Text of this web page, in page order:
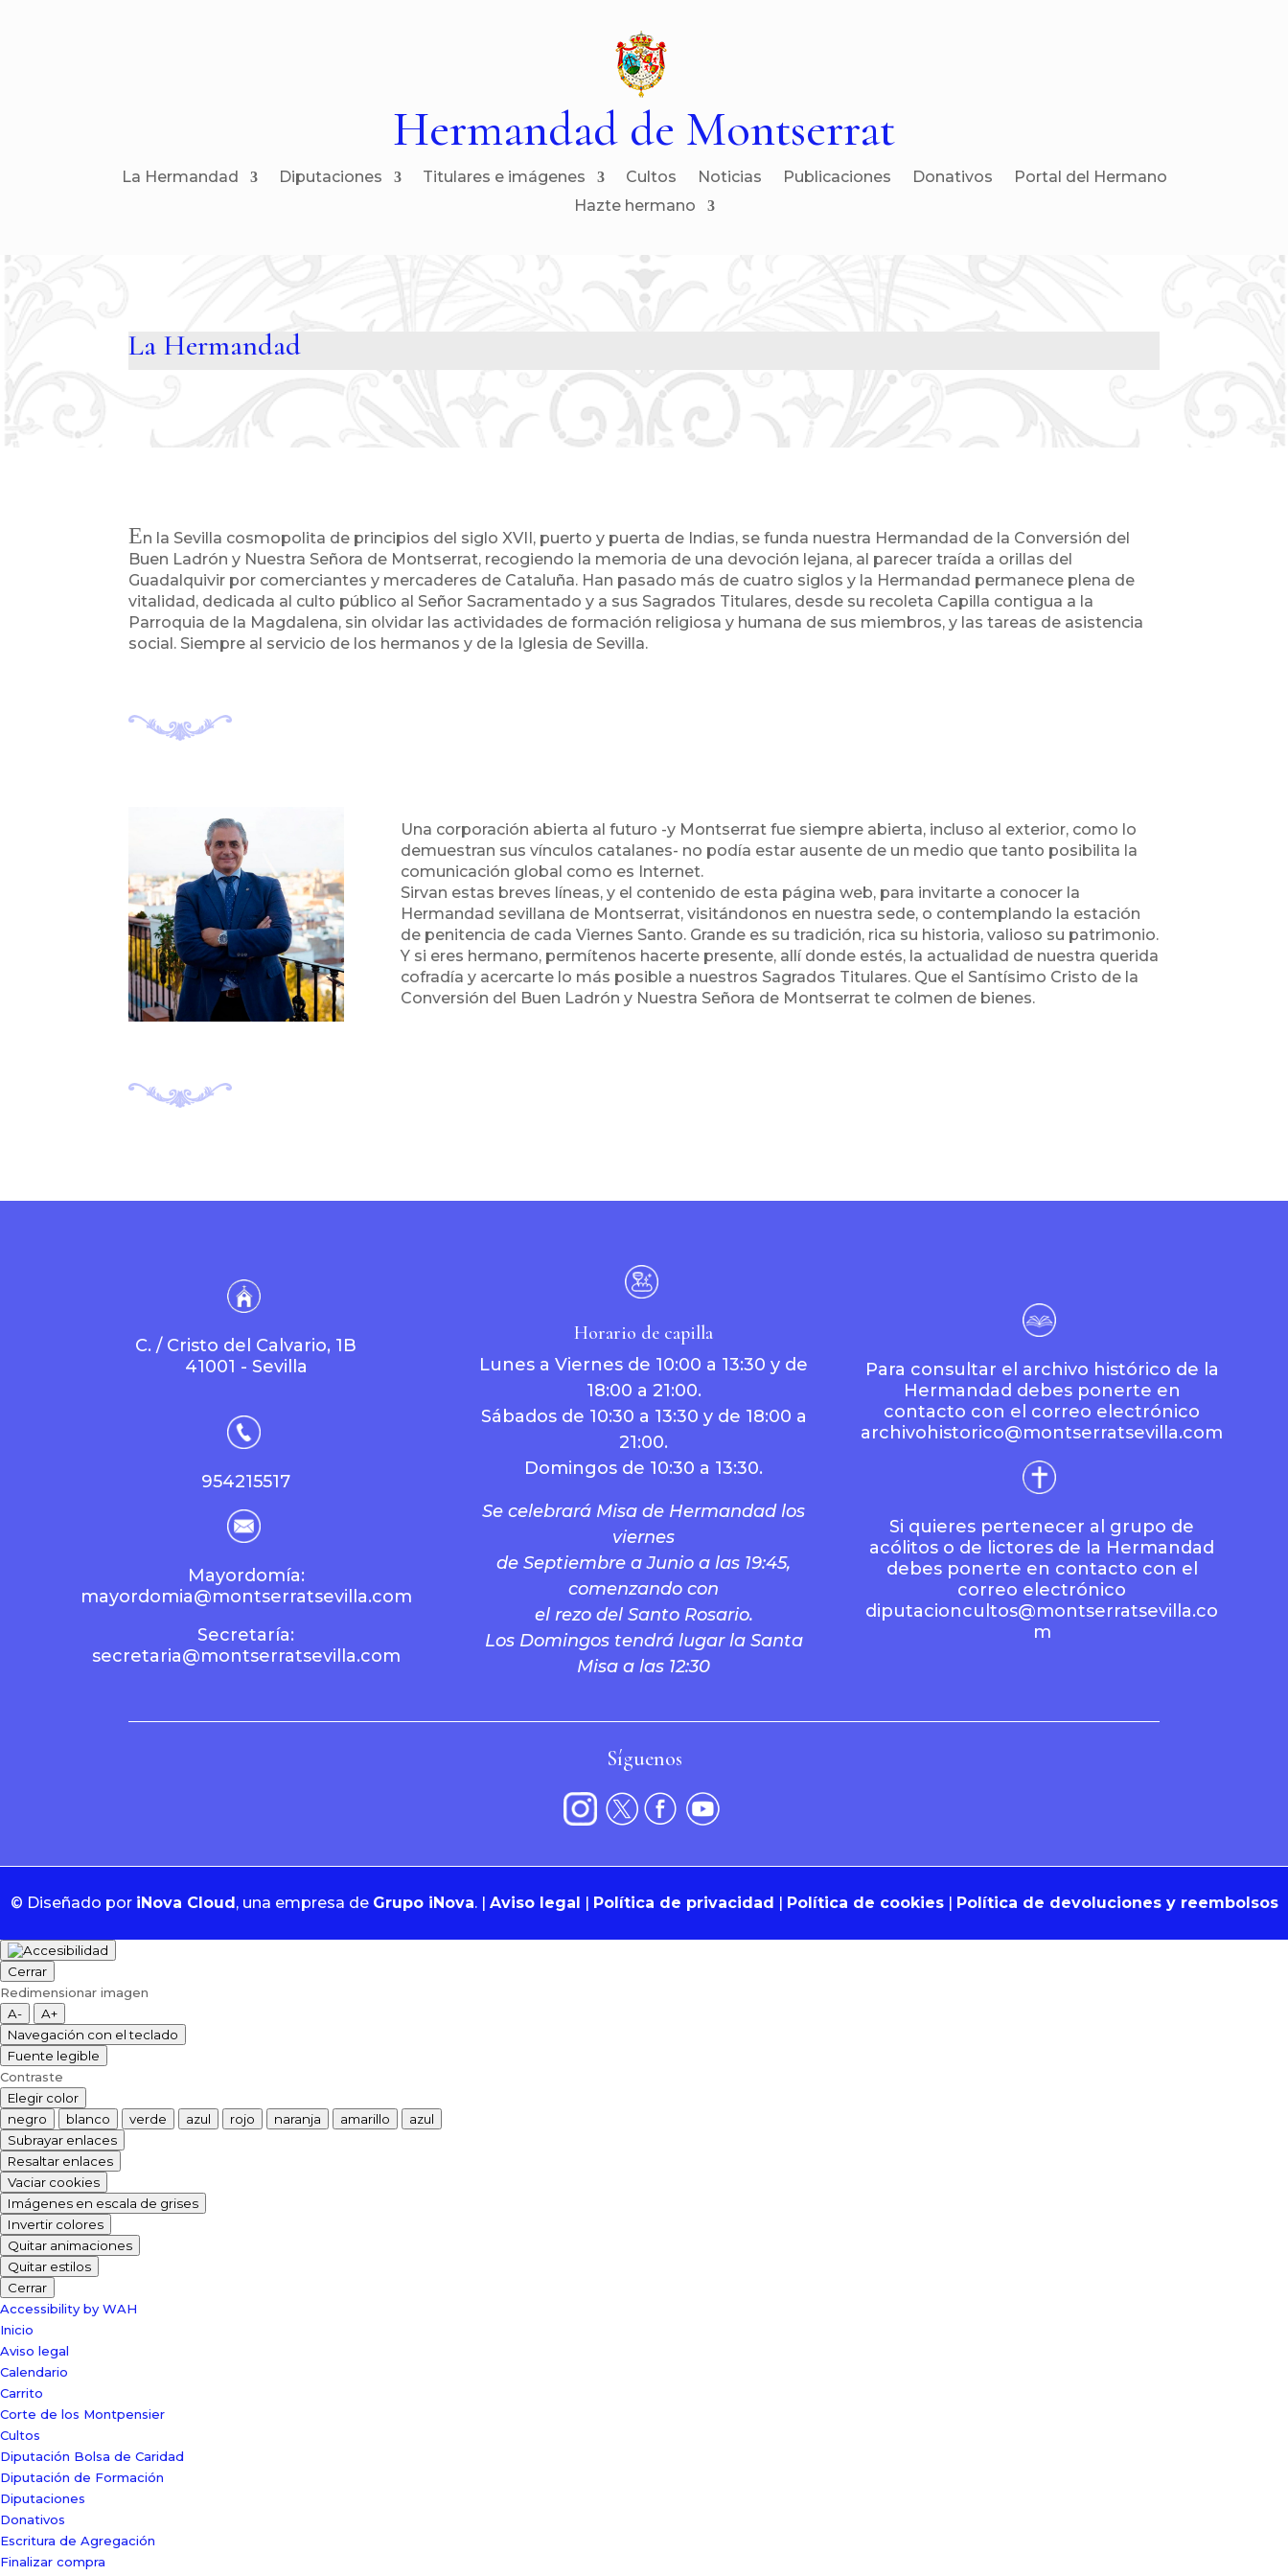
Hermandad de Montserrat
La Hermandad Diputaciones Titulares e imágenes Cultos Noticias Publicaciones Donativos
Portal del Hermano
Hazte hermano
La Hermandad
En la Sevilla cosmopolita de principios del siglo XVII, puerto y puerta de Indias, se funda nuestra Hermandad de la Conversión del
Buen Ladrón y Nuestra Señora de Montserrat, recogiendo la memoria de una devoción lejana, al parecer traída a orillas del
Guadalquivir por comerciantes y mercaderes de Cataluña. Han pasado más de cuatro siglos y la Hermandad permanece plena de
vitalidad, dedicada al culto público al Señor Sacramentado y a sus Sagrados Titulares, desde su recoleta Capilla contigua a la
Parroquia de la Magdalena, sin olvidar las actividades de formación religiosa y humana de sus miembros, y las tareas de asistencia
social. Siempre al servicio de los hermanos y de la Iglesia de Sevilla.
Una corporación abierta al futuro -y Montserrat fue siempre abierta, incluso al exterior, como lo
demuestran sus vínculos catalanes- no podía estar ausente de un medio que tanto posibilita la
comunicación global como es Internet.
Sirvan estas breves líneas, y el contenido de esta página web, para invitarte a conocer la
Hermandad sevillana de Montserrat, visitándonos en nuestra sede, o contemplando la estación
de penitencia de cada Viernes Santo. Grande es su tradición, rica su historia, valioso su patrimonio.
Y si eres hermano, permítenos hacerte presente, allí donde estés, la actualidad de nuestra querida
cofradía y acercarte lo más posible a nuestros Sagrados Titulares. Que el Santísimo Cristo de la
Conversión del Buen Ladrón y Nuestra Señora de Montserrat te colmen de bienes.
C. / Cristo del Calvario, 1B
41001 - Sevilla
954215517
Mayordomía:
mayordomia@montserratsevilla.com
Secretaría:
secretaria@montserratsevilla.com
Horario de capilla
Lunes a Viernes de 10:00 a 13:30 y de
18:00 a 21:00.
Sábados de 10:30 a 13:30 y de 18:00 a
21:00.
Domingos de 10:30 a 13:30.
Se celebrará Misa de Hermandad los
viernes
de Septiembre a Junio a las 19:45,
comenzando con
el rezo del Santo Rosario.
Los Domingos tendrá lugar la Santa
Misa a las 12:30
Para consultar el archivo histórico de la
Hermandad debes ponerte en
contacto con el correo electrónico
archivohistorico@montserratsevilla.com
Si quieres pertenecer al grupo de
acólitos o de lictores de la Hermandad
debes ponerte en contacto con el
correo electrónico
diputacioncultos@montserratsevilla.co
m
Síguenos
© Diseñado por iNova Cloud , una empresa de Grupo iNova. Aviso legal Política de privacidad Política de cookies| Política de devoluciones y reembolsos
Cerrar
Redimensionar imagen
A-
A+
Navegación con el teclado
Fuente legible
Contraste
Elegir color
negro
blanco verde azul rojo naranja amarillo
azul
Subrayar enlaces
Resaltar enlaces
Vaciar cookies
Imágenes en escala de grises
Invertir colores
Quitar animaciones
Quitar estilos
Cerrar
Accessibility by WAH
Inicio
Aviso legal
Calendario
Carrito
Corte de los Montpensier
Cultos
Diputación Bolsa de Caridad
Diputación de Formación
Diputaciones
Donativos
Escritura de Agregación
Finalizar compra